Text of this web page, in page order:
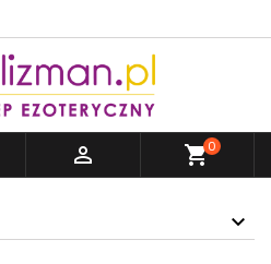
 shopping_cart0